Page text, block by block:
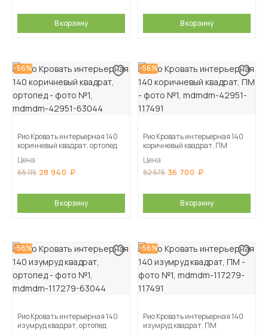
В корзину В корзину
-56%
Рио Кровать интерьерная 140
коричневый квадрат, ортопед
Цена
65 115 28 940
В корзину
-56%
Рио Кровать интерьерная 140
коричневый квадрат, ПМ
Цена
82 575 36 700
В корзину
-56%
Рио Кровать интерьерная 140
изумруд квадрат, ортопед
-56%
Рио Кровать интерьерная 140
изумруд квадрат, ПМ